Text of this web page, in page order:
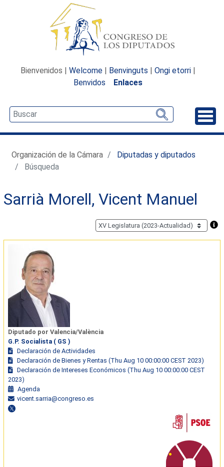
Bienvenidos | Welcome | Benvinguts | Ongi etorri |
Benvidos
Enlaces
Organización de la Cámara
Diputadas y diputados
Búsqueda
Sarrià Morell, Vicent Manuel
Diputado por Valencia/València
G.P. Socialista ( GS )
Declaración de Actividades
Declaración de Bienes y Rentas (Thu Aug 10 00:00:00 CEST 2023)
Declaración de Intereses Económicos (Thu Aug 10 00:00:00 CEST
2023)
Agenda
vicent.sarria@congreso.es